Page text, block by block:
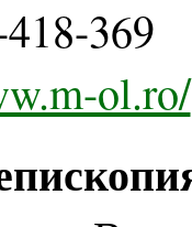
369
ol.ro/